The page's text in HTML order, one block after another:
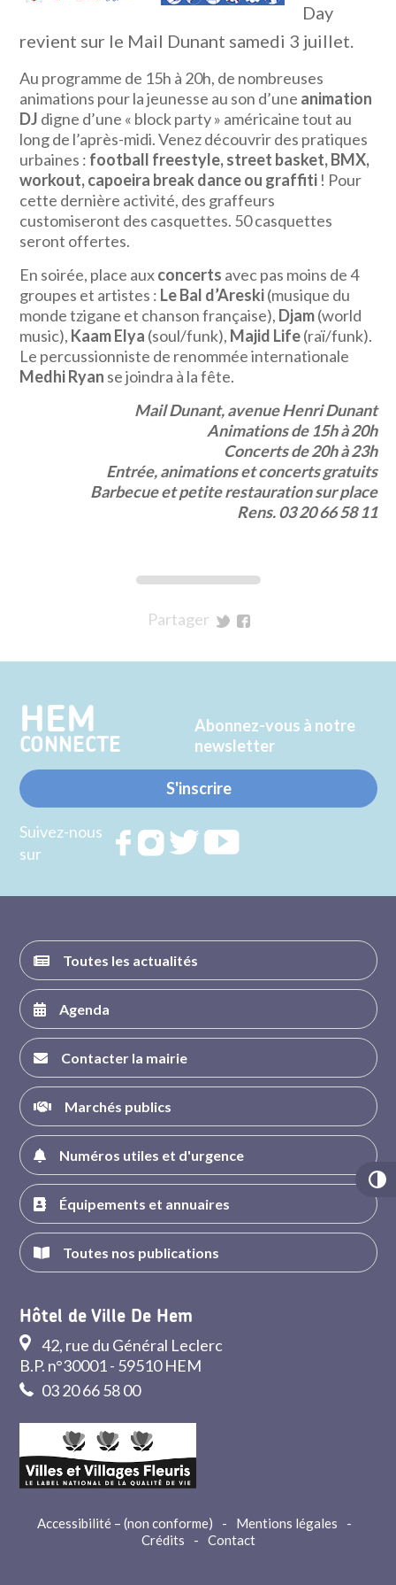
Day
revient sur le Mail Dunant samedi 3 juillet.
Au programme de 15h à 20h, de nombreuses
animations pour la jeunesse au son d’une animation
DJ digne d’une « block party » américaine tout au
long de l’après-midi. Venez découvrir des pratiques
urbaines : football freestyle, street basket, BMX,
workout, capoeira break dance ou graffiti ! Pour
cette dernière activité, des graffeurs
customiseront des casquettes. 50 casquettes
seront offertes.
En soirée, place auxconcerts avec pas moins de 4
groupes et artistes : Le Bal d’Areski(musique du
monde tzigane et chanson française), Djam(world
music), Kaam Elya (soul/funk), Majid Life(raï/funk).
Le percussionniste de renommée internationale
Medhi Ryan se joindra à la fête.
Mail Dunant, avenue Henri Dunant
Animations de 15h à 20h
Concerts de 20h à 23h
Entrée, animations et concerts gratuits
Barbecue et petite restauration sur place
Rens. 03 20 66 58 11
Partager
Twitter
Facebook
HEM
CONNECTE
Abonnez-vous à notre
newsletter
S'inscrire
Suivez-nous
sur
RejoignezRejoignezRejoignez
Toutes les actualités
Agenda
Contacter la mairie
Marchés publics
Numéros utiles et d'urgence
Équipements et annuaires
Toutes nos publications
Hôtel de Ville De Hem
42, rue du Général Leclerc
B.P. n°30001 - 59510 HEM
03 20 66 58 00
Accessibilité – (non conforme) - Mentions légales
-
Crédits
- Contact